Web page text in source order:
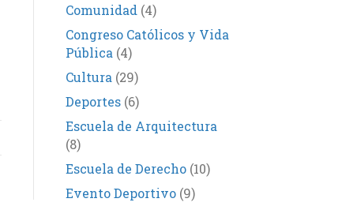
Comunidad (4)
Congreso Católicos y Vida
Pública (4)
Cultura (29)
Deportes(6)
Escuela de Arquitectura
(8)
Escuela de Derecho(10)
Evento Deportivo(9)